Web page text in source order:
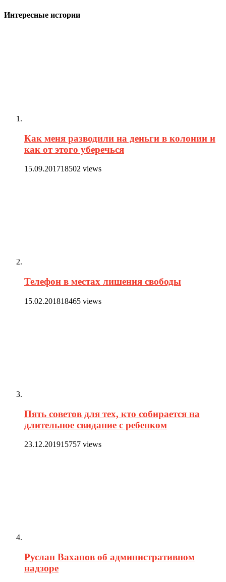
Интересные истории
Как меня разводили на деньги в колонии и
как от этого уберечься
15.09.201718502 views
Телефон в местах лишения свободы
15.02.201818465 views
Пять советов для тех, кто собирается на
длительное свидание с ребенком
23.12.201915757 views
Руслан Вахапов об административном
надзоре